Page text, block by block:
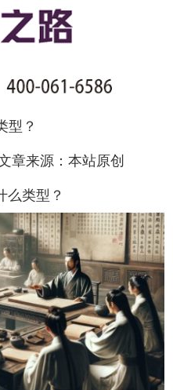
型？
章来源： 本站原创
么类型？